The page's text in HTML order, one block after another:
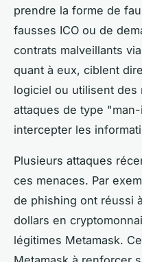
prendre la forme de
fausses ICO ou de
contrats malveillants
quant à eux, ciblent
logiciel ou utilisent des
attaques de type
intercepter les
Plusieurs attaques
ces menaces. Par
de phishing ont réussi
dollars en
légitimes Metamask.